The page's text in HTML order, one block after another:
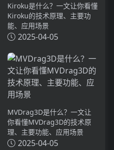
Kiroku是什么？一文让你看懂
Kiroku的技术原理、主要功
能、应用场景
2025-04-05
MVDrag3D是什么？一文让
你看懂MVDrag3D的技术原
理、主要功能、应用场景
2025-04-05